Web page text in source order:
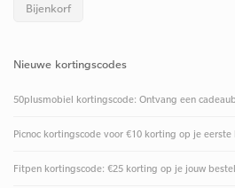
Bijenkorf
Nieuwe kortingscodes
50plusmobiel kortingscode: Ontvang een
Picnoc kortingscode voor €10 korting op je
Fitpen kortingscode: €25 korting op je jouw